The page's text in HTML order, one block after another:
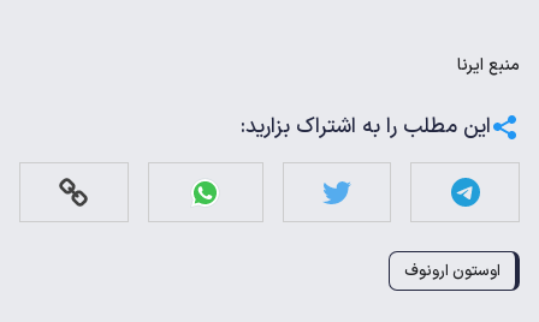
منبع ایرنا
این مطلب را به اشتراک بزارید:
اوستون ارونوف